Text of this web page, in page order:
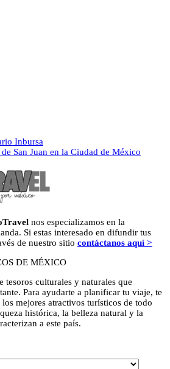
Inbursa
San Juan en la Ciudad de México
nos especializamos en la
Si estas interesado en difundir tus
de nuestro sitio contáctanos aquí >
DE MÉXICO
tesoros culturales y naturales que
Para ayudarte a planificar tu viaje, te
mejores atractivos turísticos de todo
histórica, la belleza natural y la
a este país.